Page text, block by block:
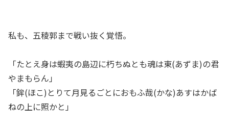
私も、五稜郭まで戦い抜く覚悟。
「たとえ身は蝦夷の島辺に朽ちぬとも魂は東(あずま)の君
やまもらん」
「鉾(ほこ)とりて月見るごとにおもふ哉(かな)あすはかば
ねの上に照かと」